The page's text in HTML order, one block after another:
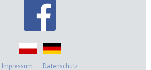
Impressum Datenschutz